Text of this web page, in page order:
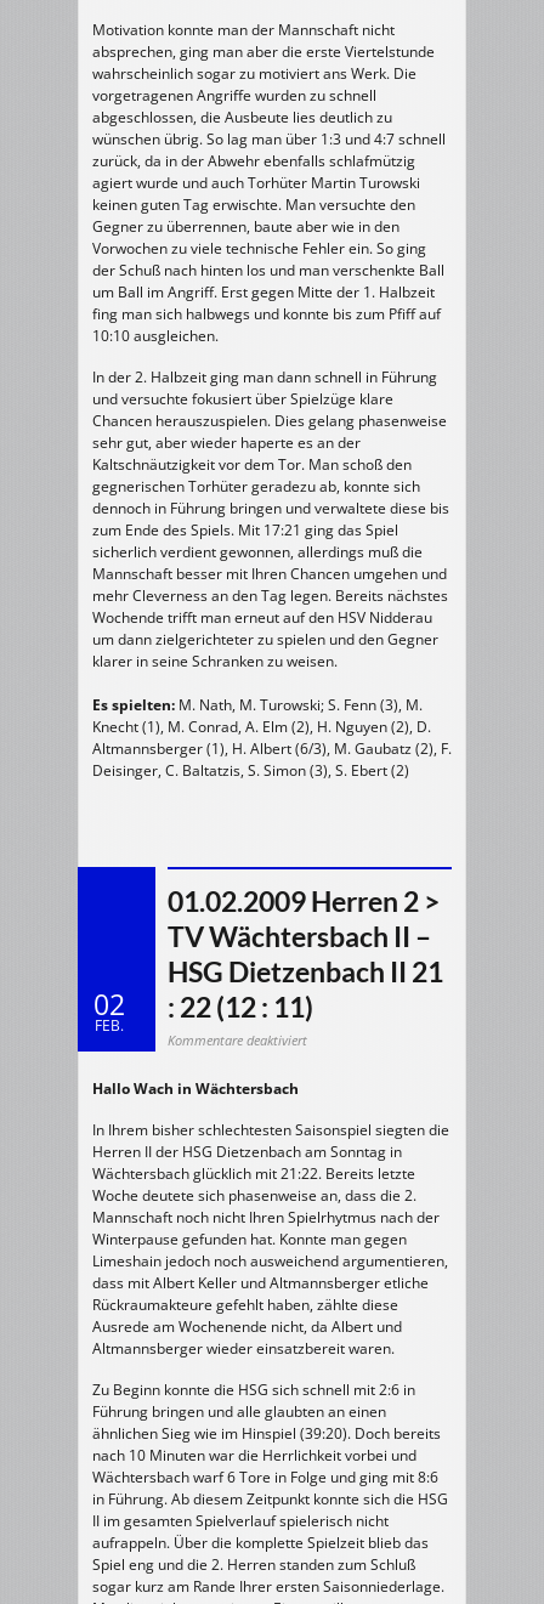
Motivation konnte man der Mannschaft nicht
absprechen, ging man aber die erste Viertelstunde
wahrscheinlich sogar zu motiviert ans Werk. Die
vorgetragenen Angriffe wurden zu schnell
abgeschlossen, die Ausbeute lies deutlich zu
wünschen übrig. So lag man über 1:3 und 4:7 schnell
zurück, da in der Abwehr ebenfalls schlafmützig
agiert wurde und auch Torhüter Martin Turowski
keinen guten Tag erwischte. Man versuchte den
Gegner zu überrennen, baute aber wie in den
Vorwochen zu viele technische Fehler ein. So ging
der Schuß nach hinten los und man verschenkte Ball
um Ball im Angriff. Erst gegen Mitte der 1. Halbzeit
fing man sich halbwegs und konnte bis zum Pfiff auf
10:10 ausgleichen.
In der 2. Halbzeit ging man dann schnell in Führung
und versuchte fokusiert über Spielzüge klare
Chancen herauszuspielen. Dies gelang phasenweise
sehr gut, aber wieder haperte es an der
Kaltschnäutzigkeit vor dem Tor. Man schoß den
gegnerischen Torhüter geradezu ab, konnte sich
dennoch in Führung bringen und verwaltete diese bis
zum Ende des Spiels. Mit 17:21 ging das Spiel
sicherlich verdient gewonnen, allerdings muß die
Mannschaft besser mit Ihren Chancen umgehen und
mehr Cleverness an den Tag legen. Bereits nächstes
Wochende trifft man erneut auf den HSV Nidderau
um dann zielgerichteter zu spielen und den Gegner
klarer in seine Schranken zu weisen.
Es spielten: M. Nath, M. Turowski; S. Fenn (3), M.
Knecht (1), M. Conrad, A. Elm (2), H. Nguyen (2), D.
Altmannsberger (1), H. Albert (6/3), M. Gaubatz (2), F.
Deisinger, C. Baltatzis, S. Simon (3), S. Ebert (2)
02
FEB.
01.02.2009 Herren 2 >
TV Wächtersbach II –
HSG Dietzenbach II 21
: 22 (12 : 11)
Kommentare deaktiviertfür
II
–
HSG
Dietzenbach
II
21
:
22
(12
:
11)
Hallo Wach in Wächtersbach
In Ihrem bisher schlechtesten Saisonspiel siegten die
Herren II der HSG Dietzenbach am Sonntag in
Wächtersbach glücklich mit 21:22. Bereits letzte
Woche deutete sich phasenweise an, dass die 2.
Mannschaft noch nicht Ihren Spielrhytmus nach der
Winterpause gefunden hat. Konnte man gegen
Limeshain jedoch noch ausweichend argumentieren,
dass mit Albert Keller und Altmannsberger etliche
Rückraumakteure gefehlt haben, zählte diese
Ausrede am Wochenende nicht, da Albert und
Altmannsberger wieder einsatzbereit waren.
Zu Beginn konnte die HSG sich schnell mit 2:6 in
Führung bringen und alle glaubten an einen
ähnlichen Sieg wie im Hinspiel (39:20). Doch bereits
nach 10 Minuten war die Herrlichkeit vorbei und
Wächtersbach warf 6 Tore in Folge und ging mit 8:6
in Führung. Ab diesem Zeitpunkt konnte sich die HSG
II im gesamten Spielverlauf spielerisch nicht
aufrappeln. Über die komplette Spielzeit blieb das
Spiel eng und die 2. Herren standen zum Schluß
sogar kurz am Rande Ihrer ersten Saisonniederlage.